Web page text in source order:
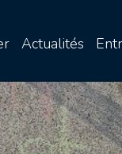
Actualités